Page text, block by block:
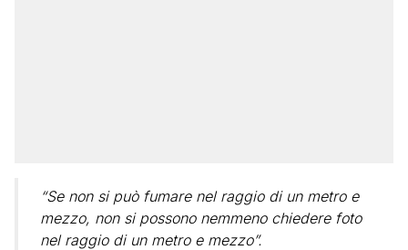
“Se non si può fumare nel raggio di un metro e
mezzo, non si possono nemmeno chiedere foto
nel raggio di un metro e mezzo”.